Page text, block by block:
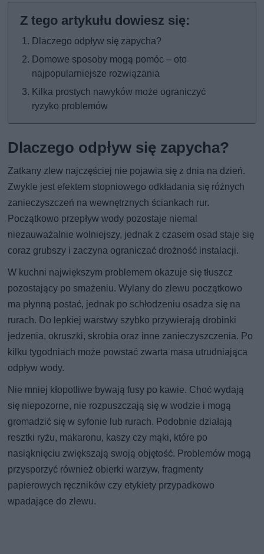
Dlaczego odpływ się zapycha?
Domowe sposoby mogą pomóc – oto
najpopularniejsze rozwiązania
Kilka prostych nawyków może ograniczyć
ryzyko problemów
Dlaczego odpływ się zapycha?
Zatkany zlew najczęściej nie pojawia się z dnia na dzień.
Zwykle jest efektem stopniowego odkładania się różnych
zanieczyszczeń na wewnętrznych ściankach rur.
Początkowo przepływ wody pozostaje niemal
niezauważalnie wolniejszy, jednak z czasem osad staje się
coraz grubszy i zaczyna ograniczać drożność instalacji.
W kuchni największym problemem okazuje się tłuszcz
pozostający po smażeniu. Wylany do zlewu początkowo
ma płynną postać, jednak po schłodzeniu osadza się na
rurach. Do lepkiej warstwy szybko przywierają drobinki
jedzenia, okruszki, skrobia oraz inne zanieczyszczenia. Po
kilku tygodniach może powstać zwarta masa utrudniająca
odpływ wody.
Nie mniej kłopotliwe bywają fusy po kawie. Choć wydają
się niepozorne, nie rozpuszczają się w wodzie i mogą
gromadzić się w syfonie lub rurach. Podobnie działają
resztki ryżu, makaronu, kaszy czy mąki, które po
nasiąknięciu zwiększają swoją objętość. Problemów mogą
przysporzyć również obierki warzyw, fragmenty
papierowych ręczników czy etykiety przypadkowo
wpadające do zlewu.